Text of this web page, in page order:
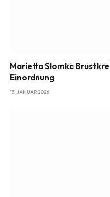
Marietta Slomka
Einordnung
13. JANUAR 2026